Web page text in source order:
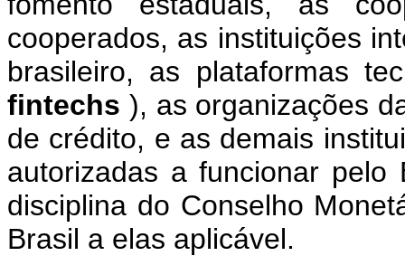
cooperados, as instituições
brasileiro, as plataformas
fintechs ), as organizações
de crédito, e as demais
autorizadas a funcionar
disciplina do Conselho
Brasil a elas aplicável.